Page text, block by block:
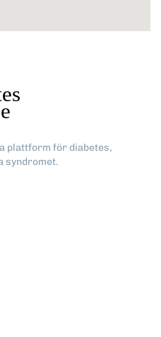
plattform för diabetes,
syndromet.